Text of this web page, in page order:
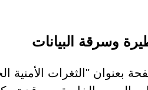
وسرقة البيانات
بعنوان "الثغرات الأمنية